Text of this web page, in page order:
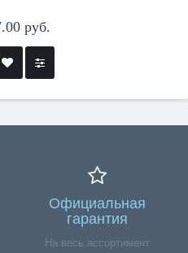
руб.
Официальная
гарантия
На весь ассортимент